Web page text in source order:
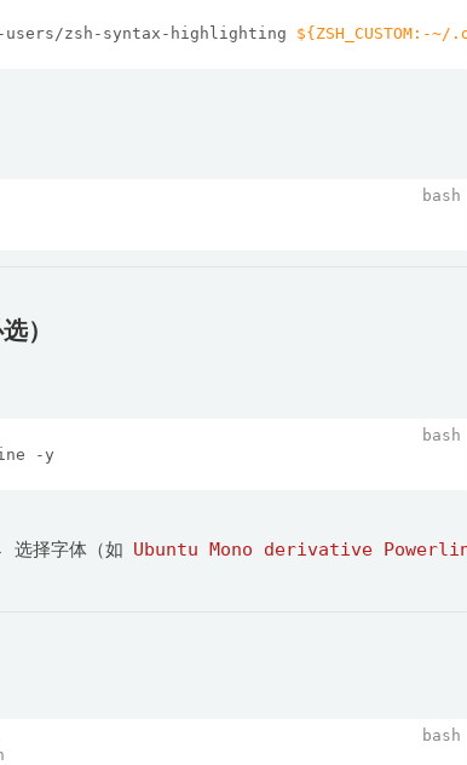
zsh-syntax-highlighting ${ZSH_CUSTOM:-
）
-y
择字体（如 Ubuntu Mono derivative